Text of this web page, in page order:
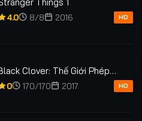
4.0 8/8 2016 HD
Clover: Thế Giới Phép
0 170/170 2017 HD